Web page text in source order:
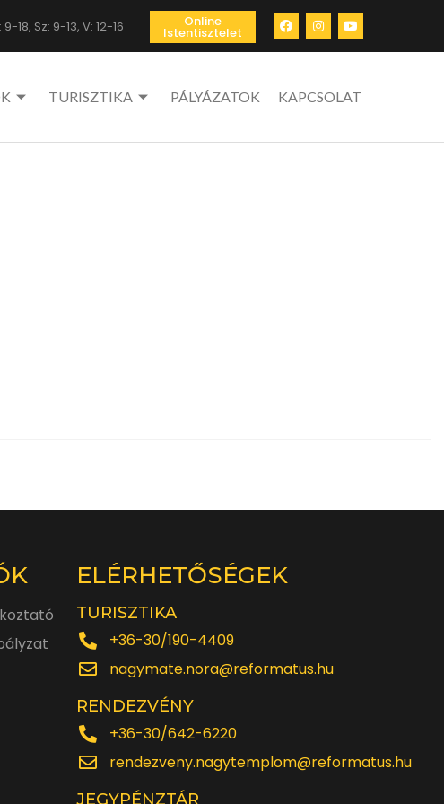
9-18, Sz: 9-13, V: 12-16 Online
Istentisztelet
TURISZTIKA PÁLYÁZATOK KAPCSOLAT
ELÉRHETŐSÉGEK
TURISZTIKA
+36-30/190-4409
nagymate.nora@reformatus.hu
RENDEZVÉNY
+36-30/642-6220
rendezveny.nagytemplom@reformatus.hu
JEGYPÉNZTÁR